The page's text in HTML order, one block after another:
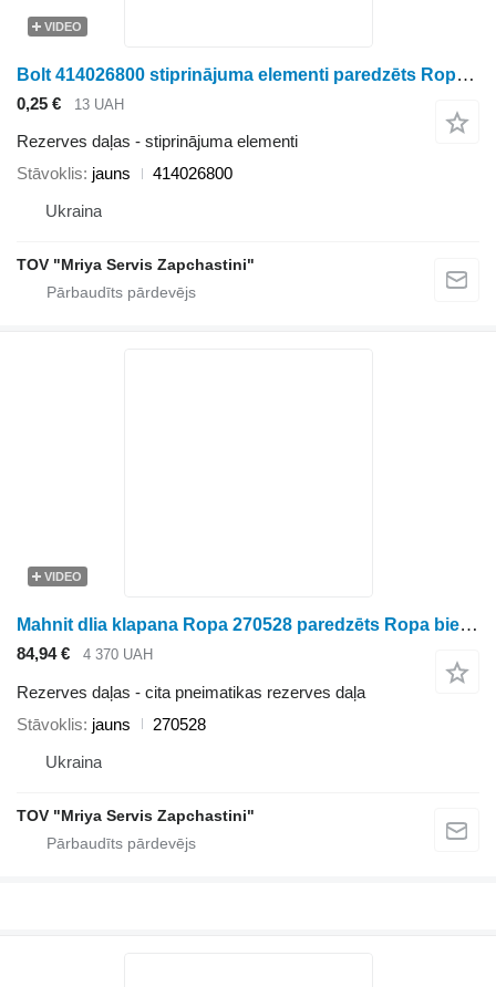
VIDEO
Bolt 414026800 stiprinājuma elementi paredzēts Ropa biešu kombaina
0,25 € 13 UAH
Rezerves daļas - stiprinājuma elementi
Stāvoklis jauns
414026800
Ukraina
TOV "Mriya Servis Zapchastini"
VIDEO
Mahnit dlia klapana Ropa 270528 paredzēts Ropa biešu kombaina
84,94 € 4 370 UAH
Rezerves daļas - cita pneimatikas rezerves daļa
Stāvoklis jauns
270528
Ukraina
TOV "Mriya Servis Zapchastini"